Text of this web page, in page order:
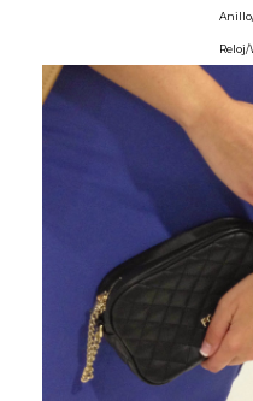
Reloj/